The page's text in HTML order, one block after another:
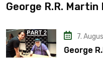
George R.R. Martin
7.
George